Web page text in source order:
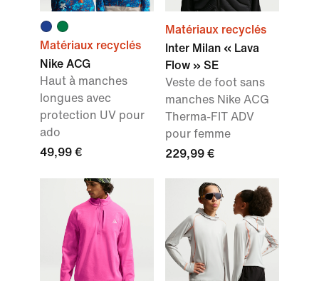
Matériaux recyclés
Nike ACG
Haut à manches
longues avec
protection UV pour
ado
49,99 €
Matériaux recyclés
Inter Milan « Lava
Flow » SE
Veste de foot sans
manches Nike ACG
Therma-FIT ADV
pour femme
229,99 €